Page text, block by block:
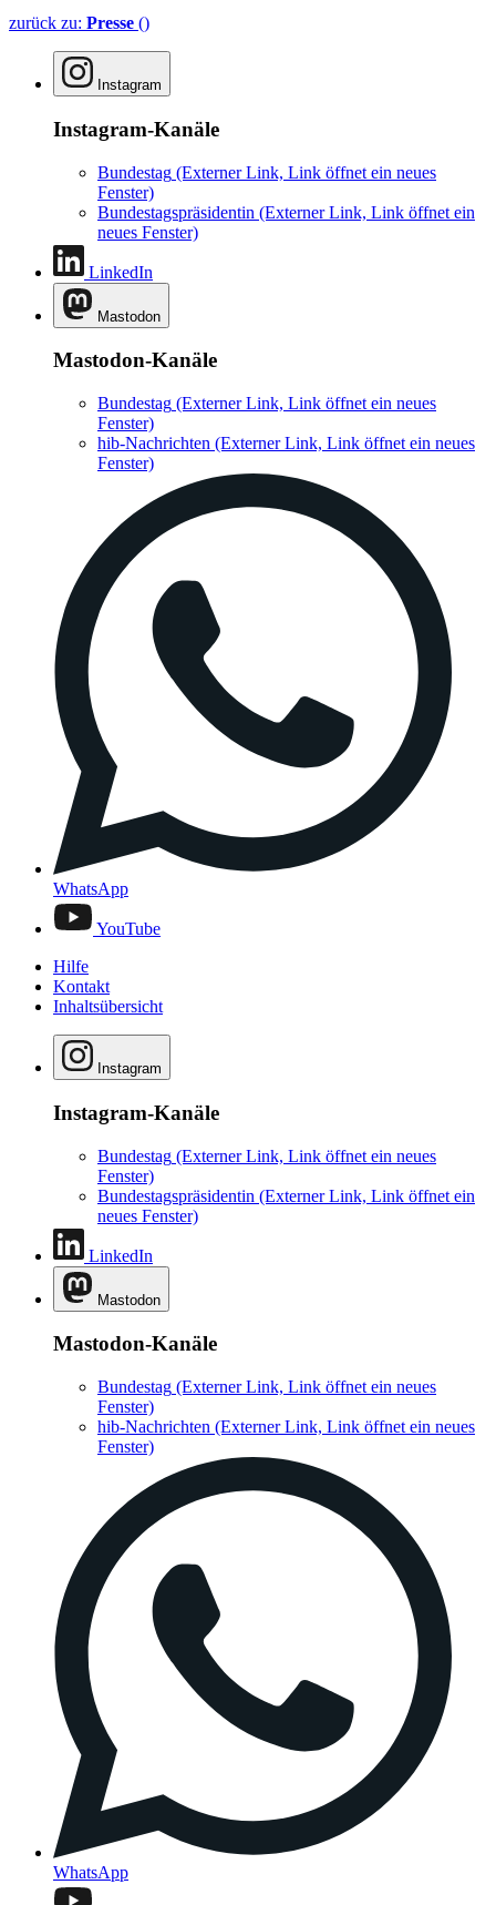
zurück zu: Presse ()
Instagram
Instagram-Kanäle
Bundestag (Externer Link, Link öffnet ein neues
Fenster)
Bundestagspräsidentin (Externer Link, Link öffnet ein
neues Fenster)
LinkedIn
Mastodon
Mastodon-Kanäle
Bundestag (Externer Link, Link öffnet ein neues
Fenster)
hib-Nachrichten (Externer Link, Link öffnet ein neues
Fenster)
WhatsApp
YouTube
Hilfe
Kontakt
Inhaltsübersicht
Instagram
Instagram-Kanäle
Bundestag (Externer Link, Link öffnet ein neues
Fenster)
Bundestagspräsidentin (Externer Link, Link öffnet ein
neues Fenster)
LinkedIn
Mastodon
Mastodon-Kanäle
Bundestag (Externer Link, Link öffnet ein neues
Fenster)
hib-Nachrichten (Externer Link, Link öffnet ein neues
Fenster)
WhatsApp